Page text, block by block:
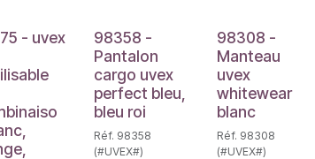
- uvex
98358 -
Pantalon
cargo uvex
perfect bleu,
bleu roi
Réf. 98358
(#UVEX#)
98308 -
Manteau
uvex
whitewear
blanc
Réf. 98308
(#UVEX#)